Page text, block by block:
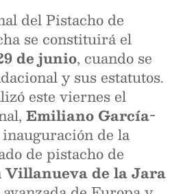
del Pistacho de
se constituirá el
de junio, cuando se
y sus estatutos.
este viernes el
Emiliano García-
de la
de pistacho de
Villanueva de la Jara